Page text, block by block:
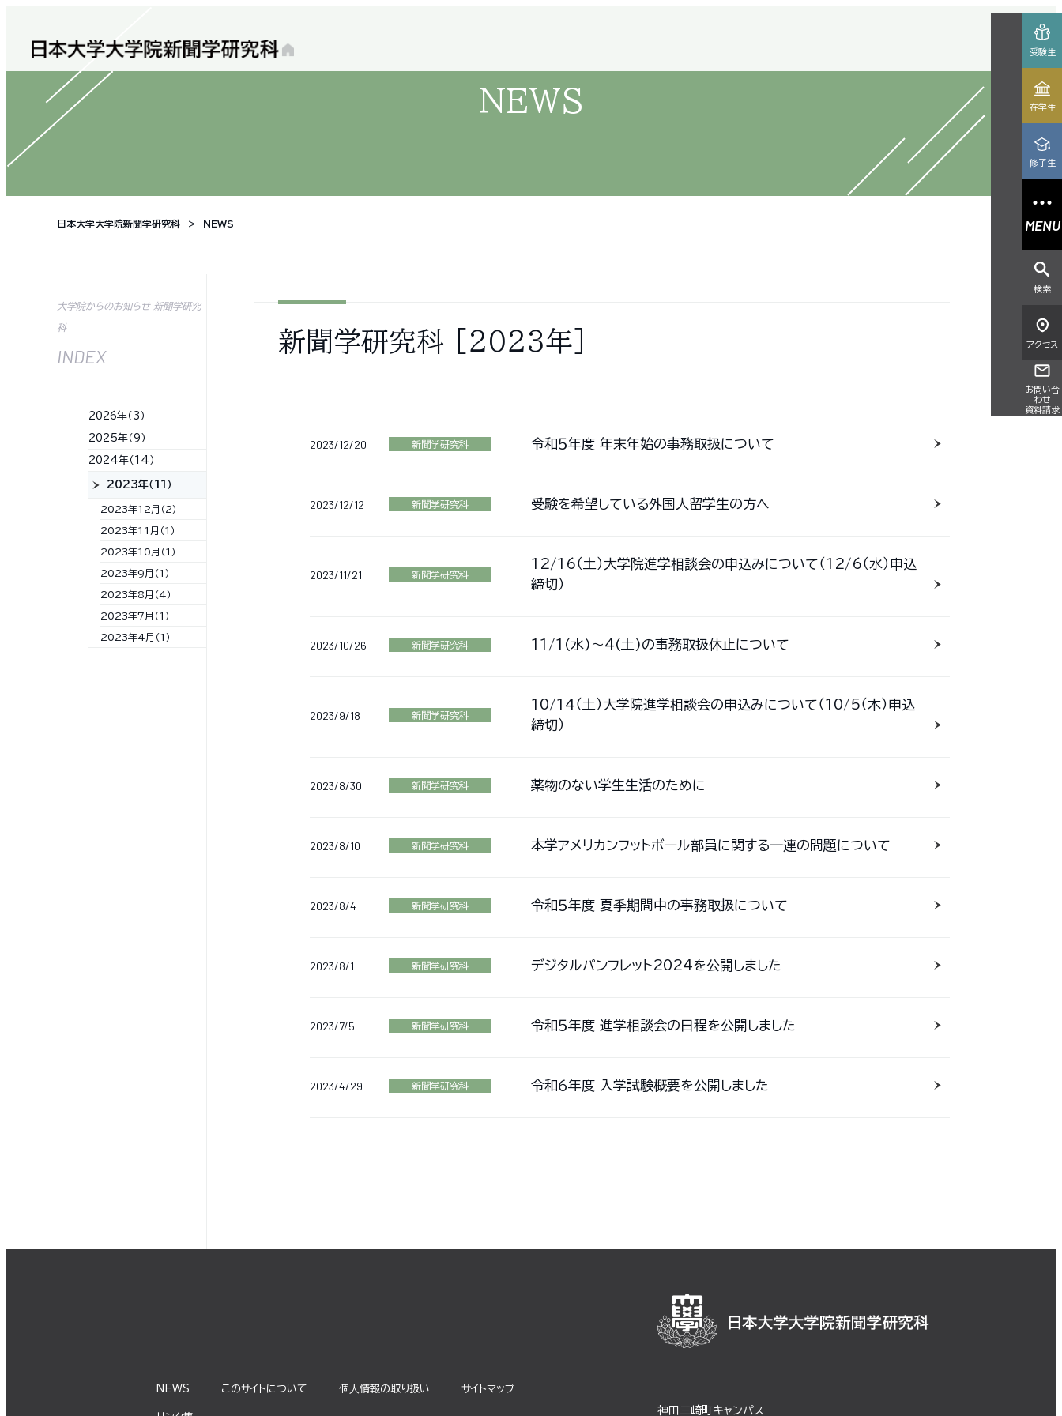
受験生
在学生
修了生
MENU
検索
アクセス
お問い合
わせ
資料請求
NEWS
日本大学大学院新聞学研究科 NEWS
新聞学研究科 ［2023年］
2023/12/20 新聞学研究科 令和５年度 年末年始の事務取扱について
2023/12/12 新聞学研究科 受験を希望している外国人留学生の方へ
2023/11/21 新聞学研究科
12/16（土）大学院進学相談会の申込みについて（12/6（水）申込
締切）
2023/10/26 新聞学研究科 11/1(水)～4(土)の事務取扱休止について
2023/9/18 新聞学研究科
10/14（土）大学院進学相談会の申込みについて（10/5（木）申込
締切）
2023/8/30 新聞学研究科 薬物のない学生生活のために
2023/8/10 新聞学研究科 本学アメリカンフットボール部員に関する一連の問題について
2023/8/4 新聞学研究科 令和５年度 夏季期間中の事務取扱について
2023/8/1 新聞学研究科 デジタルパンフレット2024を公開しました
2023/7/5 新聞学研究科 令和５年度 進学相談会の日程を公開しました
2023/4/29 新聞学研究科 令和６年度 入学試験概要を公開しました
大学院からのお知らせ 新聞学研究
科
INDEX
2026年（3）
2025年（9）
2024年（14）
2023年（11）
2023年12月（2）
2023年11月（1）
2023年10月（1）
2023年9月（1）
2023年8月（4）
2023年7月（1）
2023年4月（1）
神田三崎町キャンパス
NEWS このサイトについて 個⼈情報の取り扱い サイトマップ